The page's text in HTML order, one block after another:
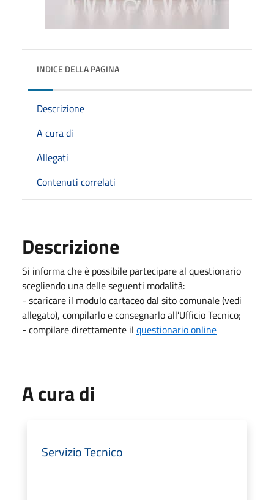
INDICE DELLA PAGINA
Descrizione
A cura di
Allegati
Contenuti correlati
Descrizione
Si informa che è possibile partecipare al questionario
scegliendo una delle seguenti modalità:
- scaricare il modulo cartaceo dal sito comunale (vedi
allegato), compilarlo e consegnarlo all’Ufficio Tecnico;
- compilare direttamente il questionario online
A cura di
Servizio Tecnico